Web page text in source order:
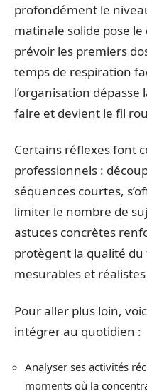
profondément le
matinale solide pose
prévoir les premiers
temps de respiration
l’organisation dépasse
faire et devient le fil
Certains réflexes font
professionnels :
séquences courtes,
limiter le nombre de
astuces concrètes
protègent la qualité du
mesurables et
Pour aller plus loin,
intégrer au quotidien :
Analyser ses activités
moments où la